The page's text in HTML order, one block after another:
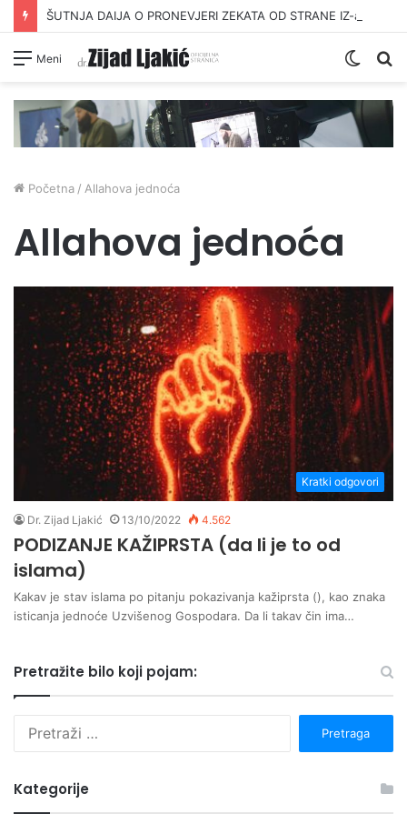
ŠUTNJA DAIJA O PRONEVJERI ZEKATA OD STRANE IZ-a
Meni
Switch
Početna / Allahova jednoća
Allahova jednoća
Kratki odgovori
Dr. Zijad Ljakić 13/10/2022 4.562
PODIZANJE KAŽIPRSTA (da li je to od
islama)
Kakav je stav islama po pitanju pokazivanja kažiprsta (), kao znaka
isticanja jednoće Uzvišenog Gospodara. Da li takav čin ima…
Pretražite bilo koji pojam:
Kategorije